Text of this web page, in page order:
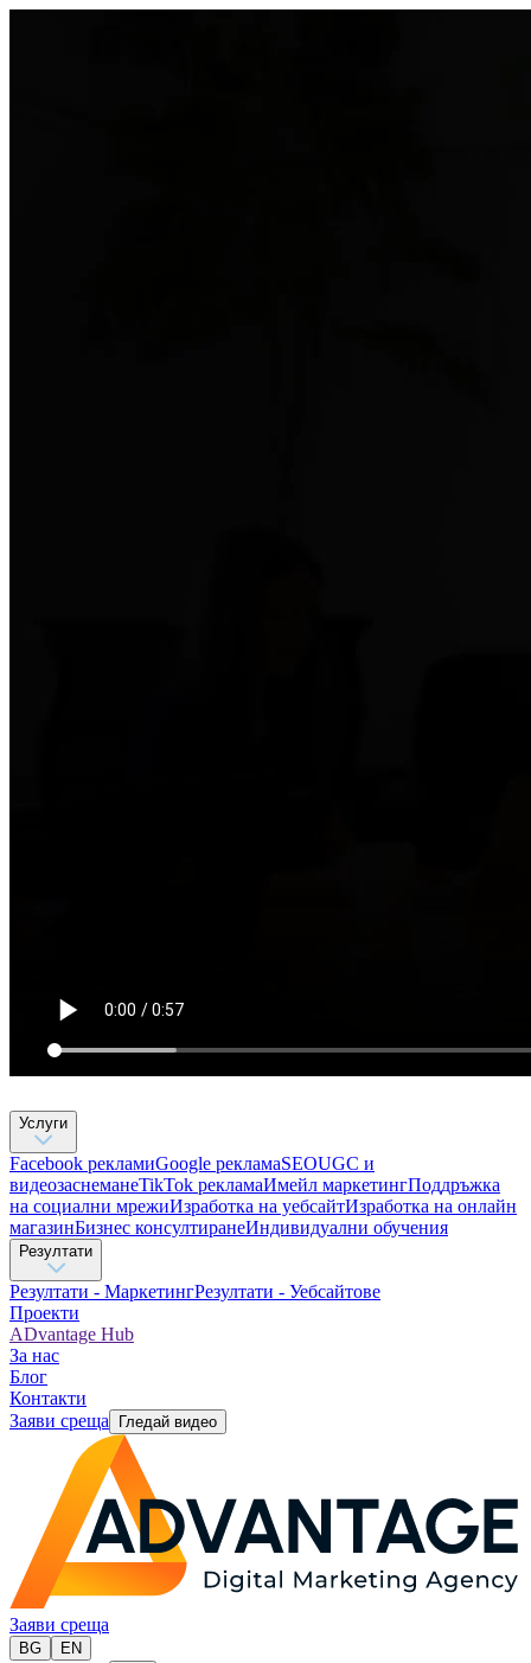
Услуги
Facebook рекламиGoogle рекламаSEOUGC и
видеозаснеманеTikTok рекламaИмейл маркетингПоддръжка
на социални мрежиИзработка на уебсайтИзработка на онлайн
магазинБизнес консултиране​Индивидуални обучения
Резултати
Резултати - МаркетингРезултати - Уебсайтове
Проекти
ADvantage Hub
За нас
Блог
Контакти
Заяви среща
Гледай видео
Заяви среща
BG EN